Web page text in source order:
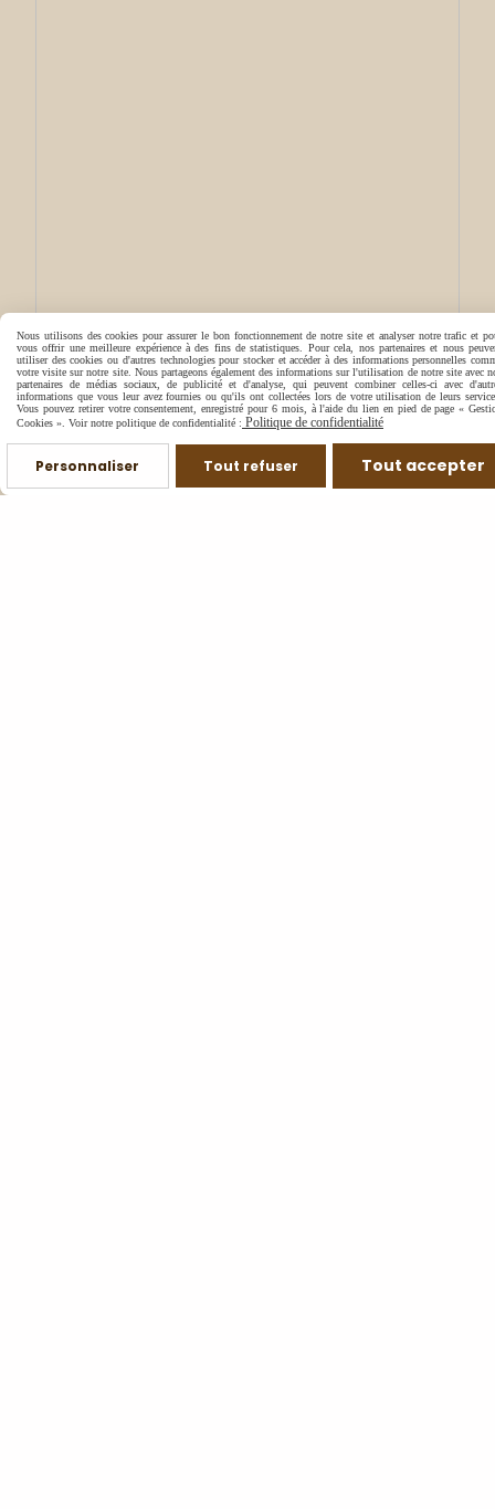
Nous utilisons des cookies pour assurer le bon fonctionnement de notre site et analyser notre trafic et
vous offrir une meilleure expérience à des fins de statistiques. Pour cela, nos partenaires et nous
utiliser des cookies ou d'autres technologies pour stocker et accéder à des informations personnelles
votre visite sur notre site. Nous partageons également des informations sur l'utilisation de notre site avec
partenaires de médias sociaux, de publicité et d'analyse, qui peuvent combiner celles-ci avec
informations que vous leur avez fournies ou qu'ils ont collectées lors de votre utilisation de leurs
Vous pouvez retirer votre consentement, enregistré pour 6 mois, à l'aide du lien en pied de page «
Cookies ». Voir notre politique de confidentialité : Politique de confidentialité
Personnaliser Tout refuser Tout accepter